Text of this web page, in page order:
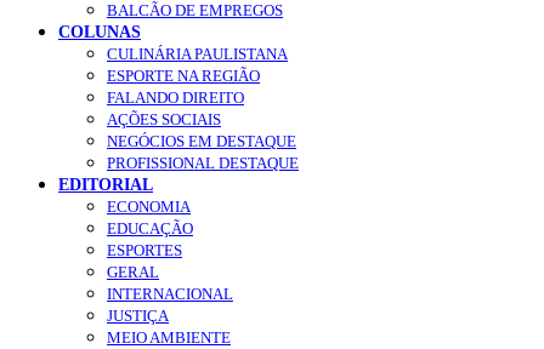
BALCÃO DE EMPREGOS
COLUNAS
CULINÁRIA PAULISTANA
ESPORTE NA REGIÃO
FALANDO DIREITO
AÇÕES SOCIAIS
NEGÓCIOS EM DESTAQUE
PROFISSIONAL DESTAQUE
EDITORIAL
ECONOMIA
EDUCAÇÃO
ESPORTES
GERAL
INTERNACIONAL
JUSTIÇA
MEIO AMBIENTE